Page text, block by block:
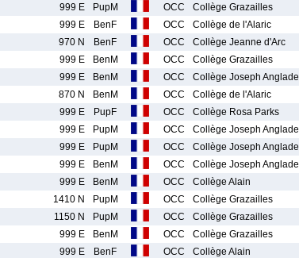
999 E PupM OCC Collège Grazailles
999 E BenF OCC Collège de l'Alaric
970 N BenF OCC Collège Jeanne d'Arc
999 E BenM OCC Collège Grazailles
999 E BenM OCC Collège Joseph Anglade
870 N BenM OCC Collège de l'Alaric
999 E PupF OCC Collège Rosa Parks
999 E PupM OCC Collège Joseph Anglade
999 E PupM OCC Collège Joseph Anglade
999 E BenM OCC Collège Joseph Anglade
999 E BenM OCC Collège Alain
1410 N PupM OCC Collège Grazailles
1150 N PupM OCC Collège Grazailles
999 E BenM OCC Collège Grazailles
999 E BenF OCC Collège Alain